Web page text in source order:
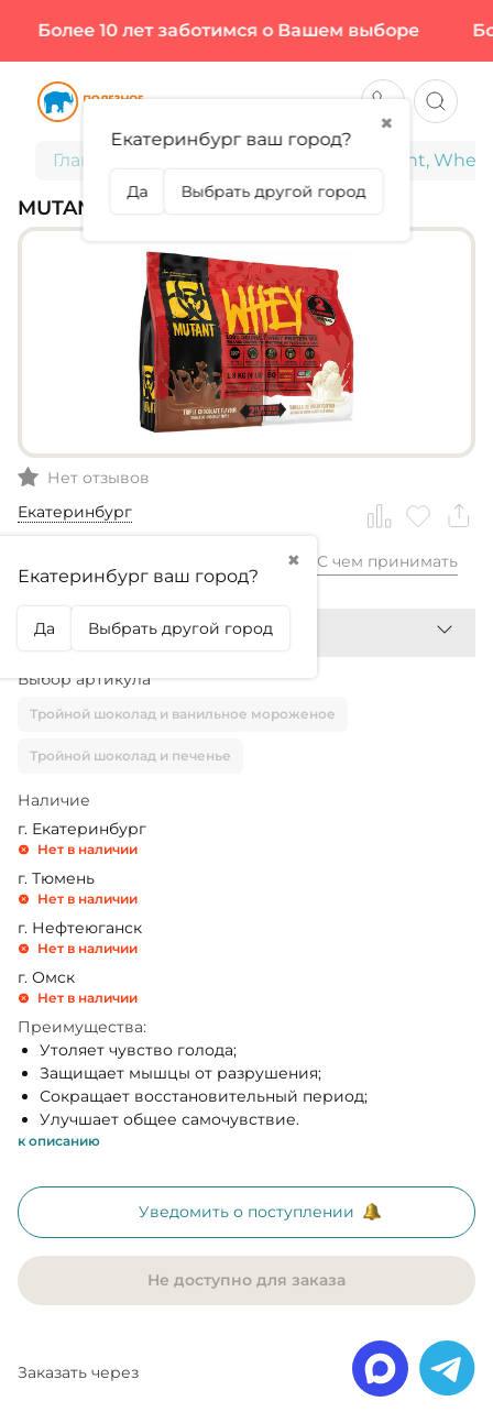
Более 10 лет заботимся о Вашем выборе
Главная Mutant,
MUTANT, WHEY, 1800 Г (50 ПОРЦИЙ)
Нет отзывов
Екатеринбург
✖
Екатеринбург ваш город?
Да Выбрать другой город
6 680,99₽ С чем принимать
Выбор артикула
Тройной шоколад и ванильное мороженое
Тройной шоколад и печенье
Наличие
г. Екатеринбург
Нет в наличии
г. Тюмень
Нет в наличии
г. Нефтеюганск
Нет в наличии
г. Омск
Нет в наличии
Преимущества:
Утоляет чувство голода;
Защищает мышцы от разрушения;
Сокращает восстановительный период;
Улучшает общее самочувствие.
к описанию
Уведомить о поступлении
Не доступно для заказа
Заказать через
✖
Екатеринбург ваш город?
Да Выбрать другой город